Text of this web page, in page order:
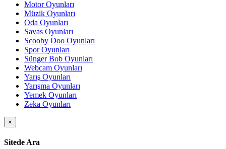
Motor Oyunları
Müzik Oyunları
Oda Oyunları
Savas Oyunları
Scooby Doo Oyunları
Spor Oyunları
Sünger Bob Oyunları
Webcam Oyunları
Yarış Oyunları
Yarışma Oyunları
Yemek Oyunları
Zeka Oyunları
×
Sitede Ara